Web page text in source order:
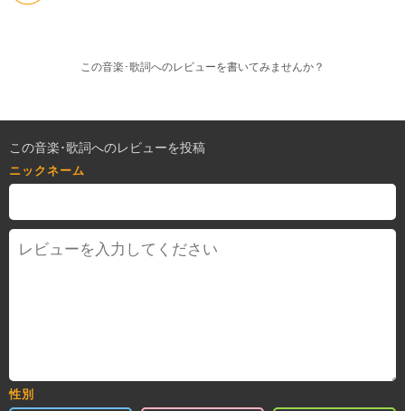
この音楽･歌詞へのレビューを書いてみませんか？
この音楽･歌詞へのレビューを投稿
ニックネーム
性別